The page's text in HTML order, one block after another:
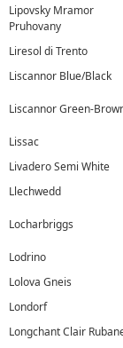
Lipovsky Mramor
Pruhovany
Liresol di Trento
Liscannor Blue/Black
Liscannor Green-
Lissac
Livadero Semi White
Llechwedd
Locharbriggs
Lodrino
Lolova Gneis
Londorf
Longchant Clair